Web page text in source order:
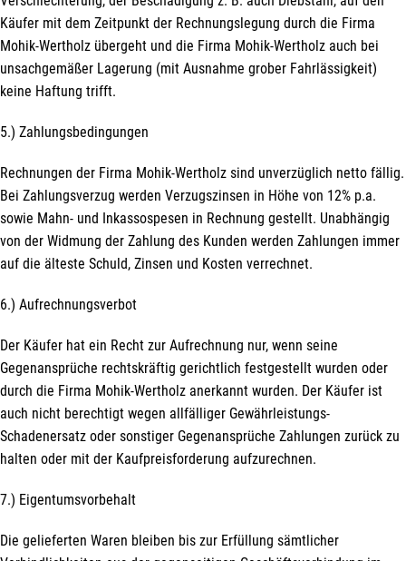
Käufer mit dem Zeitpunkt der Rechnungslegung durch die Firma
Mohik-Wertholz übergeht und die Firma Mohik-Wertholz auch bei
unsachgemäßer Lagerung (mit Ausnahme grober Fahrlässigkeit)
keine Haftung trifft.
5.) Zahlungsbedingungen
Rechnungen der Firma Mohik-Wertholz sind unverzüglich netto fällig.
Bei Zahlungsverzug werden Verzugszinsen in Höhe von 12% p.a.
sowie Mahn- und Inkassospesen in Rechnung gestellt. Unabhängig
von der Widmung der Zahlung des Kunden werden Zahlungen immer
auf die älteste Schuld, Zinsen und Kosten verrechnet.
6.) Aufrechnungsverbot
Der Käufer hat ein Recht zur Aufrechnung nur, wenn seine
Gegenansprüche rechtskräftig gerichtlich festgestellt wurden oder
durch die Firma Mohik-Wertholz anerkannt wurden. Der Käufer ist
auch nicht berechtigt wegen allfälliger Gewährleistungs-
Schadenersatz oder sonstiger Gegenansprüche Zahlungen zurück zu
halten oder mit der Kaufpreisforderung aufzurechnen.
7.) Eigentumsvorbehalt
Die gelieferten Waren bleiben bis zur Erfüllung sämtlicher